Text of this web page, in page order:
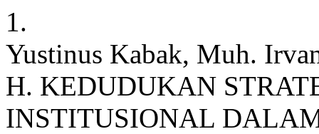
1.
Yustinus Kabak, Muh.
H. KEDUDUKAN
INSTITUSIONAL